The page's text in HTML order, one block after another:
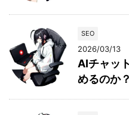
SEO
2026/03/13
AIチャッ
めるのか？